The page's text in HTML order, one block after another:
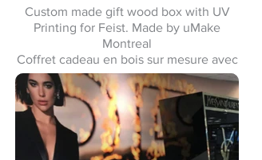
Custom made gift wood box with UV
Printing for Feist. Made by uMake
Montreal
Coffret cadeau en bois sur mesure avec
impression UV pour Feist. Fabriqué par
uMake Montréal